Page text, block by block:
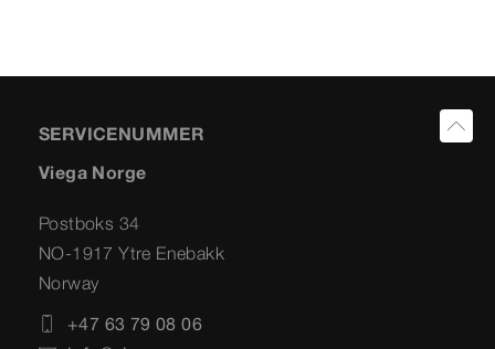
SERVICENUMMER
Viega Norge
Postboks 34
NO-1917 Ytre Enebakk
Norway
+47 63 79 08 06